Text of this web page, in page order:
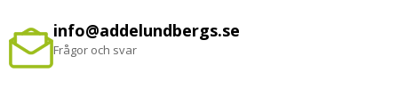
info@addelundbergs.se
Frågor och svar